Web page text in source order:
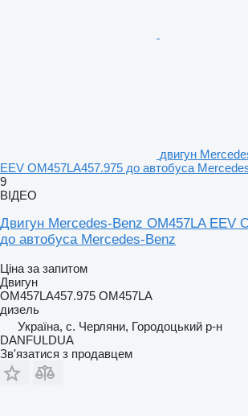
двигун
EEV OM457LA457.975 до автобуса
9
ВІДЕО
Двигун Mercedes-Benz OM457LA EEV
до автобуса Mercedes-Benz
Ціна за запитом
Двигун
OM457LA457.975 OM457LA
дизель
Україна, с. Черляни, Городоцький р-н
DANFULDUA
Зв'язатися з продавцем